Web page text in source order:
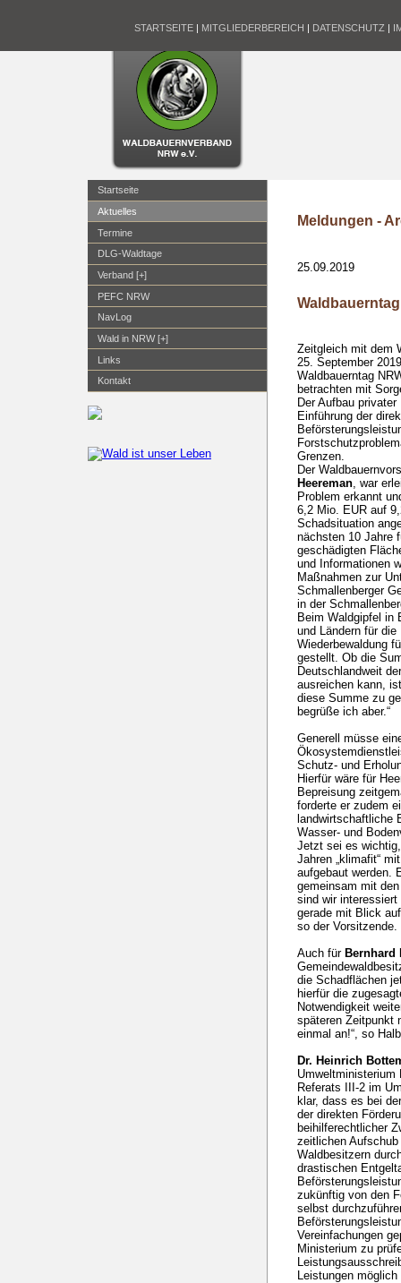
STARTSEITE | MITGLIEDERBEREICH | DATENSCHUTZ |
Startseite
Aktuelles
Termine
DLG-Waldtage
Verband [+]
PEFC NRW
NavLog
Wald in NRW [+]
Links
Kontakt
Meldungen -
25.09.2019
Zeitgleich mit dem
25. September
Waldbauerntag
betrachten mit
Der Aufbau
Einführung der
Grenzen.
Der
Heereman , war
Problem erkannt
6,2 Mio. EUR auf
Schadsituation
nächsten 10 Jahre
geschädigten
und Informationen
Maßnahmen zur
Schmallenberger
in der
Beim Waldgipfel in
und Ländern für
Wiederbewaldung
gestellt. Ob die
Deutschlandweit
ausreichen kann,
diese Summe zu
begrüße ich aber.“
Generell müsse
Schutz- und
Hierfür wäre für
Bepreisung
forderte er zudem
landwirtschaftliche
Wasser- und
Jetzt sei es
Jahren „klimafit“
aufgebaut werden.
gemeinsam mit
sind wir
gerade mit Blick
so der Vorsitzende.
Auch fürBernhard
die Schadflächen
hierfür die
Notwendigkeit
späteren Zeitpunkt
einmal an!“, so
Dr. Heinrich
Umweltministerium
Referats III-2 im
klar, dass es bei
der direkten
beihilferechtlicher
zeitlichen
Waldbesitzern
drastischen
zukünftig von den
selbst
Vereinfachungen
Ministerium zu
Leistungen